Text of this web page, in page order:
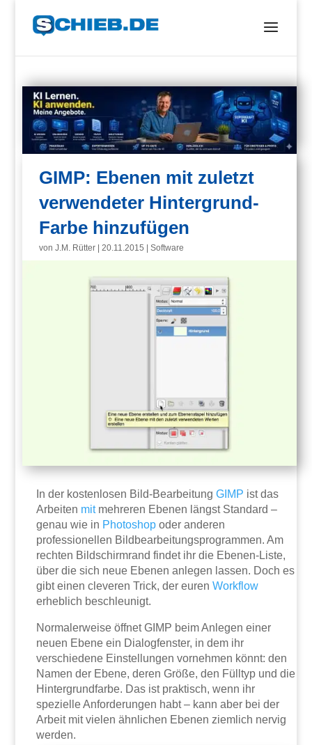
GIMP: Ebenen mit zuletzt
verwendeter Hintergrund-
Farbe hinzufügen
vonJ.M. Rütter |20.11.2015 |Software
In der kostenlosen Bild-BearbeitungGIMP ist das
Arbeiten mitmehreren Ebenen längst Standard –
genau wie in Photoshop oder anderen
professionellen Bildbearbeitungsprogrammen. Am
rechten Bildschirmrand findet ihr die Ebenen-Liste,
über die sich neue Ebenen anlegen lassen. Doch es
gibt einen cleveren Trick, der eurenWorkflow
erheblich beschleunigt.
Normalerweise öffnet GIMP beim Anlegen einer
neuen Ebene ein Dialogfenster, in dem ihr
verschiedene Einstellungen vornehmen könnt: den
Namen der Ebene, deren Größe, den Fülltyp und die
Hintergrundfarbe. Das ist praktisch, wenn ihr
spezielle Anforderungen habt – kann aber bei der
Arbeit mit vielen ähnlichen Ebenen ziemlich nervig
werden.